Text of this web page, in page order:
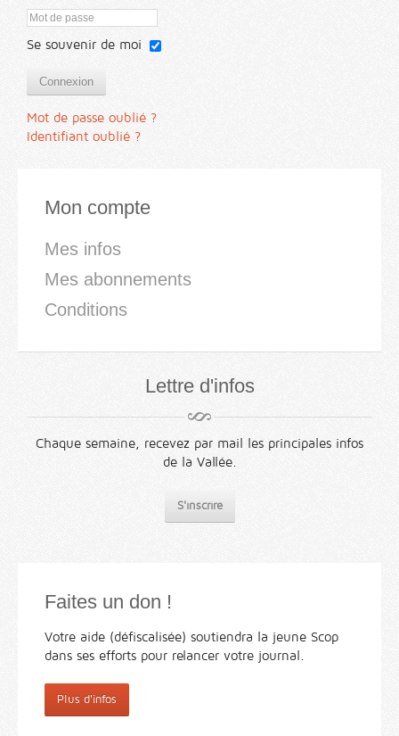
Se souvenir de moi
Connexion
Mot de passe oublié ?
Identifiant oublié ?
Mon compte
Mes infos
Mes abonnements
Conditions
Lettre d'infos
Chaque semaine, recevez par mail les principales infos
de la Vallée.
S'inscrire
Faites un don !
Votre aide (défiscalisée) soutiendra la jeune Scop
dans ses efforts pour relancer votre journal.
Plus d'infos